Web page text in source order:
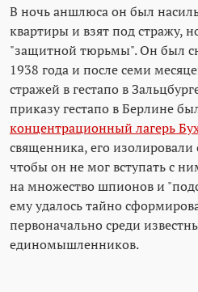
В ночь аншлюса он был
квартиры и взят под стражу,
"защитной тюрьмы". Он был
1938 года и после семи
стражей в гестапо в
приказу гестапо в Берлине
концентрационный лагерь
священника, его
чтобы он не мог вступать с
на множество шпионов и
ему удалось тайно
первоначально среди
единомышленников.